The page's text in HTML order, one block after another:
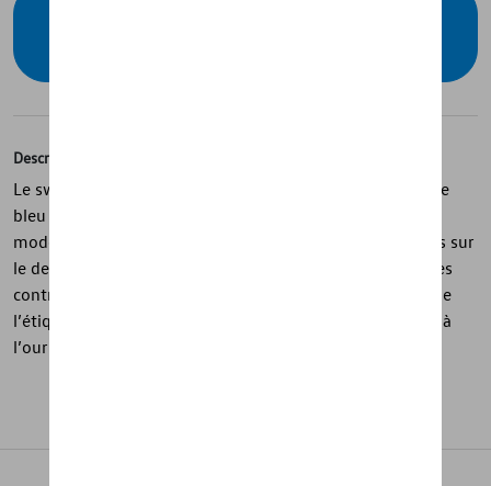
Description
Le sweat-shirt de la collection « R » est une pièce unisexe
bleu foncé en mélange coton et élasthanne, au style
moderne et sportif. Les coutures diagonales avec poches sur
le devant, les manches raglan et le col à pans avec bandes
contrastées apportent une touche dynamique, tandis que
l’étiquette R sur la couture latérale et le logo R imprimé à
l’ourlet signent discrètement la pièce.